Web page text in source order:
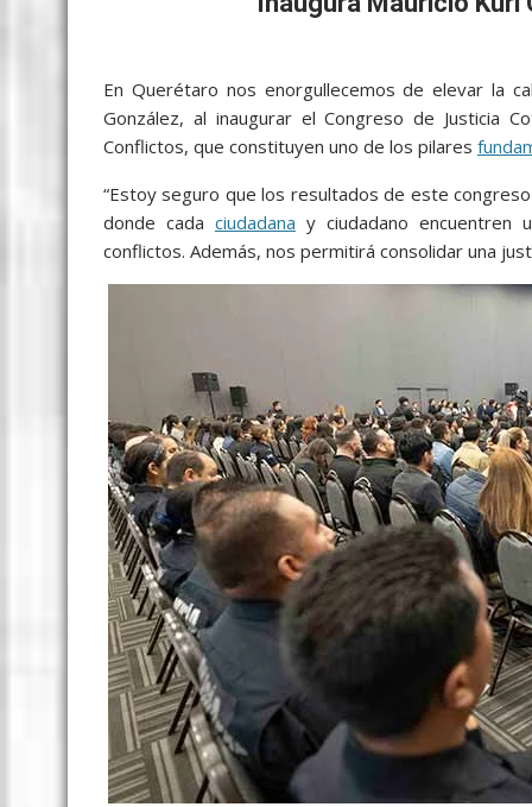
b
o
o
k
t
e
r
l
a
s
A
p
p
s
e
n
g
e
r
y
e
l
g
r
a
m
a
e
En Querétaro nos enorgullecemos de elevar la
González, al inaugurar el Congreso de Justicia
Conflictos, que constituyen uno de los pilares
“Estoy seguro que los resultados de este
donde cada ciudadana y ciudadano encuentren
conflictos. Además, nos permitirá consolidar una